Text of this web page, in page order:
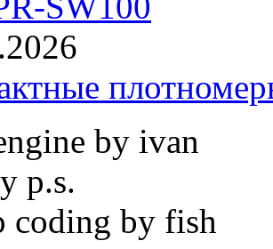
by ivan
p.s.
coding by fish